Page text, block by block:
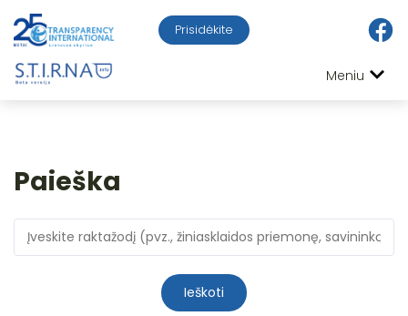
Prisidėkite
Meniu
Paieška
Ieškoti